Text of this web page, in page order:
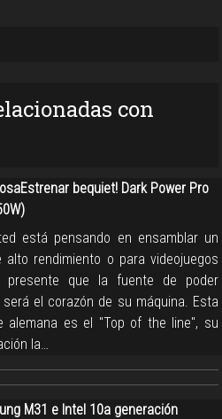
con
bequiet! Dark Power Pro
está pensando en ensamblar un
alto rendimiento o para videojuegos
presente que la fuente de poder
será el corazón de su máquina. Esta
alemana es el "Top of the line", su
la…
M31 e Intel 10a generación